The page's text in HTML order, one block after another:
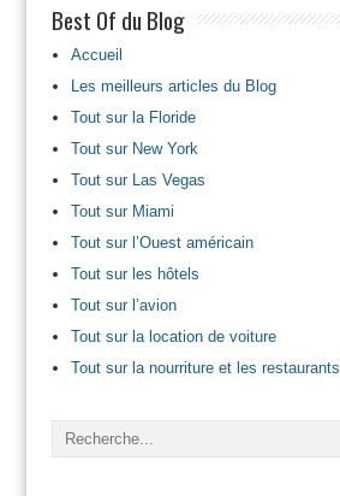
Best Of du Blog
Accueil
Les meilleurs articles du Blog
Tout sur la Floride
Tout sur New York
Tout sur Las Vegas
Tout sur Miami
Tout sur l’Ouest américain
Tout sur les hôtels
Tout sur l’avion
Tout sur la location de voiture
Tout sur la nourriture et les restaurants